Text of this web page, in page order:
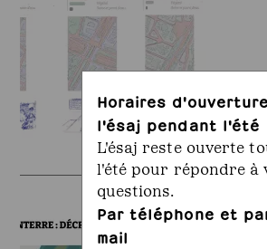
Horaires
l'ésaj pendant l'été
L'ésaj reste ouverte
l'été pour répondre à
questions.
Par téléphone et
mail